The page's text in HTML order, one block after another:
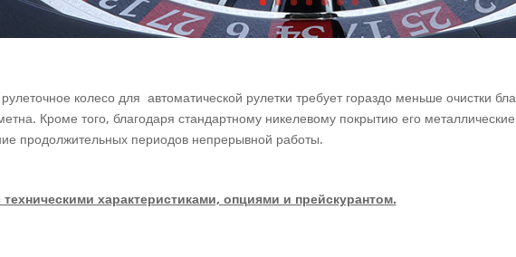
колесо для автоматической рулетки требует гораздо меньше очистки
Кроме того, благодаря стандартному никелевому покрытию его
продолжительных периодов непрерывной работы.
характеристиками, опциями и прейскурантом.